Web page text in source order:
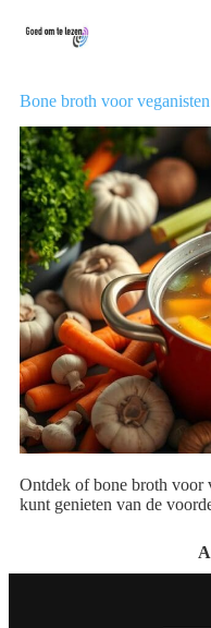
Bone broth voor
Ontdek of bone broth voor
kunt genieten van de